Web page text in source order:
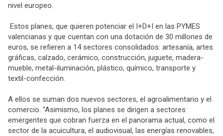
nivel europeo.
Estos planes, que quieren potenciar el I+D+I en las PYMES
valencianas y que cuentan con una dotación de 30 millones de
euros, se refieren a 14 sectores consolidados: artesanía, artes
gráficas, calzado, cerámico, construcción, juguete, madera-
mueble, metal-iluminación, plástico, químico, transporte y
textil-confección.
A ellos se suman dos nuevos sectores, el agroalimentario y el
comercio. “Asimismo, los planes se dirigen a sectores
emergentes que cobran fuerza en el panorama actual, como el
sector de la acuicultura, el audiovisual, las energías renovables,